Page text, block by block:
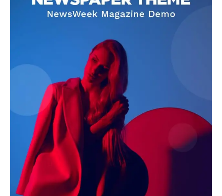
AIN NEWS 1
Contact Us
About Us
Privacy Policy
Terms of Use Agreement
Facebook
X WhatsApp
Share